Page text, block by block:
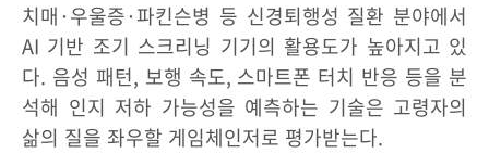
치매·우울증·파킨슨병 등 신경퇴행성 질환 분야에서
AI 기반 조기 스크리닝 기기의 활용도가 높아지고 있
다. 음성 패턴, 보행 속도, 스마트폰 터치 반응 등을 분
석해 인지 저하 가능성을 예측하는 기술은 고령자의
삶의 질을 좌우할 게임체인저로 평가받는다.